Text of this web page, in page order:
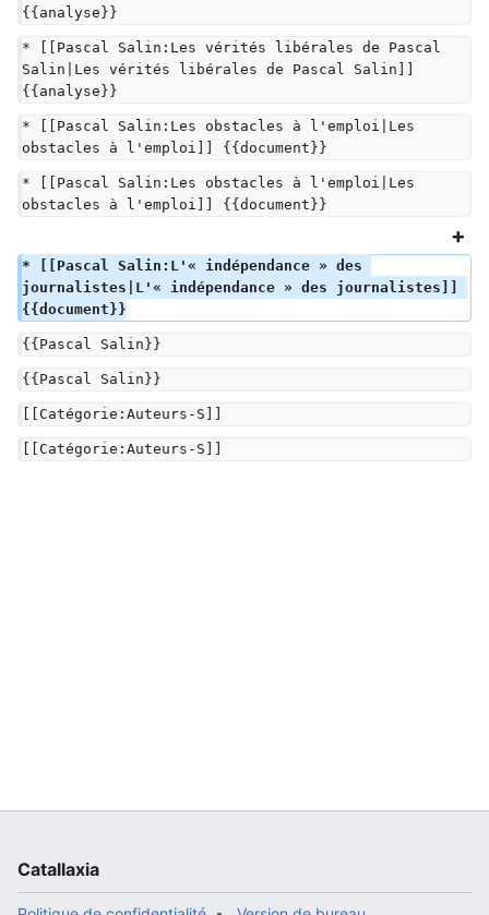
{{analyse}}
* [[Pascal Salin:Les vérités libérales de Pascal
Salin|Les vérités libérales de Pascal Salin]]
{{analyse}}
* [[Pascal Salin:Les obstacles à l'emploi|Les
obstacles à l'emploi]] {{document}}
* [[Pascal Salin:Les obstacles à l'emploi|Les
obstacles à l'emploi]] {{document}}
* [[Pascal Salin:L'« indépendance » des
journalistes|L'« indépendance » des journalistes]]
{{document}}
{{Pascal Salin}}
{{Pascal Salin}}
[[Catégorie:Auteurs-S]]
[[Catégorie:Auteurs-S]]
Catallaxia